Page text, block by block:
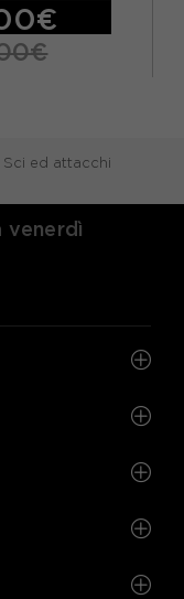
Sci ed attacchi
venerdì